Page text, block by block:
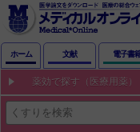
ホーム 文献 電子書
薬効で探す（医療用薬）